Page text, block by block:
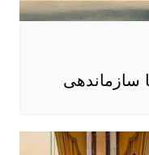
سازماندهی